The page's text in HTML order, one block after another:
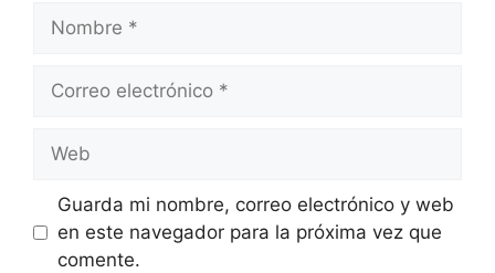
Nombre
Correo
Web
Guarda mi nombre, correo electrónico y web
en este navegador para la próxima vez que
comente.